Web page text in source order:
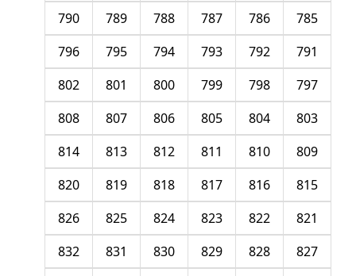
785
786
787
788
789
790
791
792
793
794
795
796
797
798
799
800
801
802
803
804
805
806
807
808
809
810
811
812
813
814
815
816
817
818
819
820
821
822
823
824
825
826
827
828
829
830
831
832